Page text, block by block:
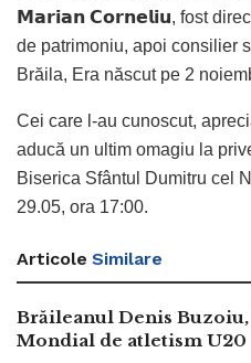
𝗠𝗮𝗿𝗶𝗮𝗻 𝗖𝗼𝗿𝗻𝗲𝗹𝗶𝘂, fost
de patrimoniu, apoi consilier
Brăila, Era născut pe 2
Cei care l-au cunoscut,
aducă un ultim omagiu la
Biserica Sfântul Dumitru cel
29.05, ora 17:00.
Articole Similare
Brăileanul Denis
Mondial de atletism U20